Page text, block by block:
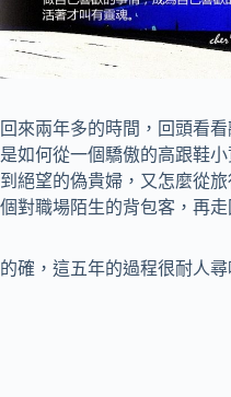
回來兩年多的時間，回頭看
是如何從一個驕傲的高跟鞋
到絕望的偽貴婦，又怎麼從
個對職場陌生的背包客，再走
的確，這五年的過程很耐人尋